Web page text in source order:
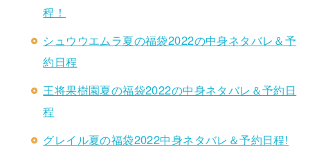
程！
シュウウエムラ夏の福袋2022の中身ネタバレ＆予
約日程
王将果樹園夏の福袋2022の中身ネタバレ＆予約日
程
グレイル夏の福袋2022中身ネタバレ＆予約日程!